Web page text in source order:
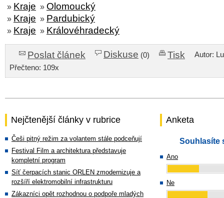
» Kraje » Olomoucký
» Kraje » Pardubický
» Kraje » Královéhradecký
Poslat článek Diskuse (0) Tisk
Autor:
Přečteno: 109x
Nejčtenější články v rubrice
Češi pitný režim za volantem stále podceňují
Festival Film a architektura představuje
kompletní program
Síť čerpacích stanic ORLEN zmodernizuje a
rozšíří elektromobilní infrastrukturu
Zákazníci opět rozhodnou o podpoře mladých
Anketa
Souhlasíte
Ano
Ne